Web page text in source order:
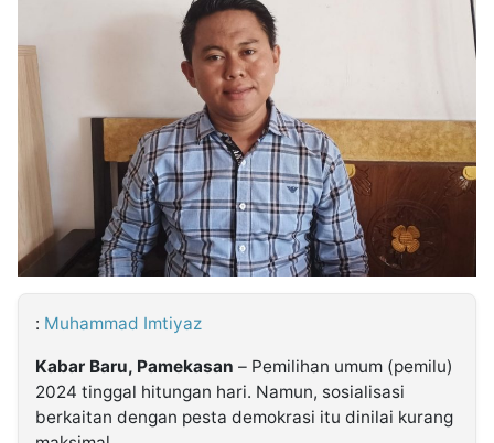
Partner
Insight
NTB
Suara
Time
Lens
Daily
Jogja
Jalan
Rakyat
Idealita
News
Kita
Notice
Dinamikapost.com
Radar
Baru
Seedbacklink
Kabarbaru
: Muhammad Imtiyaz
Kabar Baru, Pamekasan – Pemilihan umum (pemilu)
2024 tinggal hitungan hari. Namun, sosialisasi
berkaitan dengan pesta demokrasi itu dinilai kurang